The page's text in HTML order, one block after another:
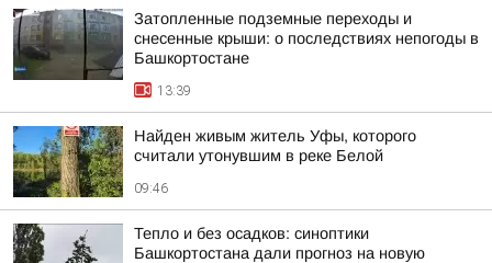
Затопленные подземные переходы и
снесенные крыши: о последствиях непогоды в
Башкортостане
13:39
Найден живым житель Уфы, которого
считали утонувшим в реке Белой
09:46
Тепло и без осадков: синоптики
Башкортостана дали прогноз на новую